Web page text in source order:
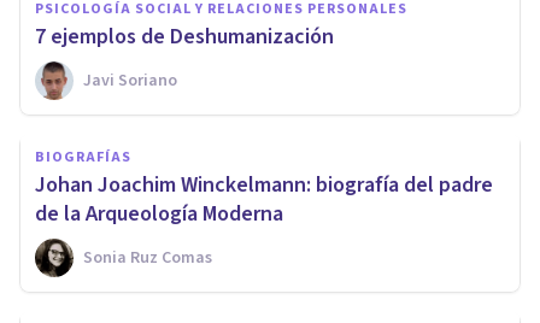
PSICOLOGÍA SOCIAL Y RELACIONES PERSONALES
7 ejemplos de Deshumanización
Javi Soriano
BIOGRAFÍAS
Johan Joachim Winckelmann: biografía del padre
de la Arqueología Moderna
Sonia Ruz Comas